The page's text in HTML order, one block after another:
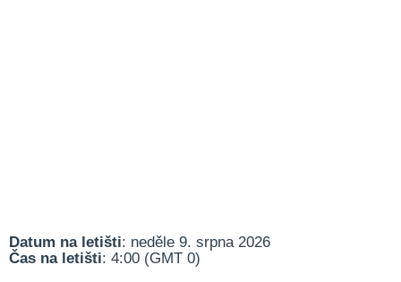
Datum na letišti: neděle 9. srpna 2026
Čas na letišti: 4:00 (GMT 0)